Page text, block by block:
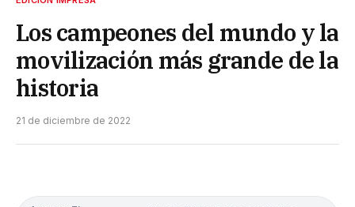
Los campeones del mundo y la
movilización más grande de la
historia
21 de diciembre de 2022